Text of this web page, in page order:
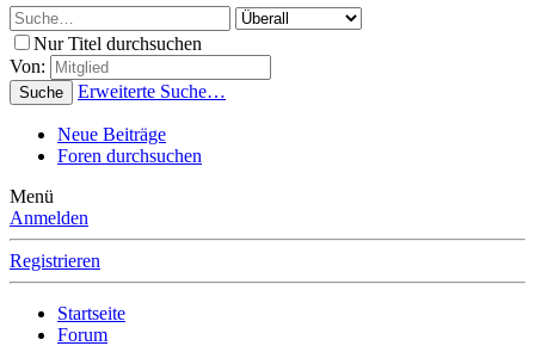
Nur Titel durchsuchen
Von:
Suche Erweiterte Suche…
Neue Beiträge
Foren durchsuchen
Menü
Anmelden
Registrieren
Startseite
Forum